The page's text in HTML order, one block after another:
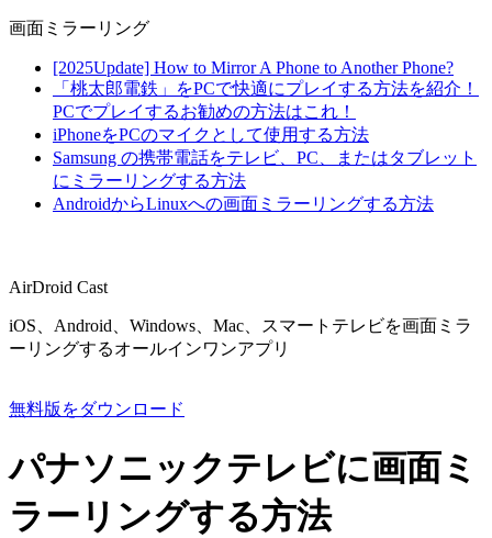
画面ミラーリング
[2025Update] How to Mirror A Phone to Another Phone?
「桃太郎電鉄」をPCで快適にプレイする方法を紹介！
PCでプレイするお勧めの方法はこれ！
iPhoneをPCのマイクとして使用する方法
Samsung の携帯電話をテレビ、PC、またはタブレット
にミラーリングする方法
AndroidからLinuxへの画面ミラーリングする方法
AirDroid Cast
iOS、Android、Windows、Mac、スマートテレビを画面ミラ
ーリングするオールインワンアプリ
無料版をダウンロード
パナソニックテレビに画面ミ
ラーリングする方法